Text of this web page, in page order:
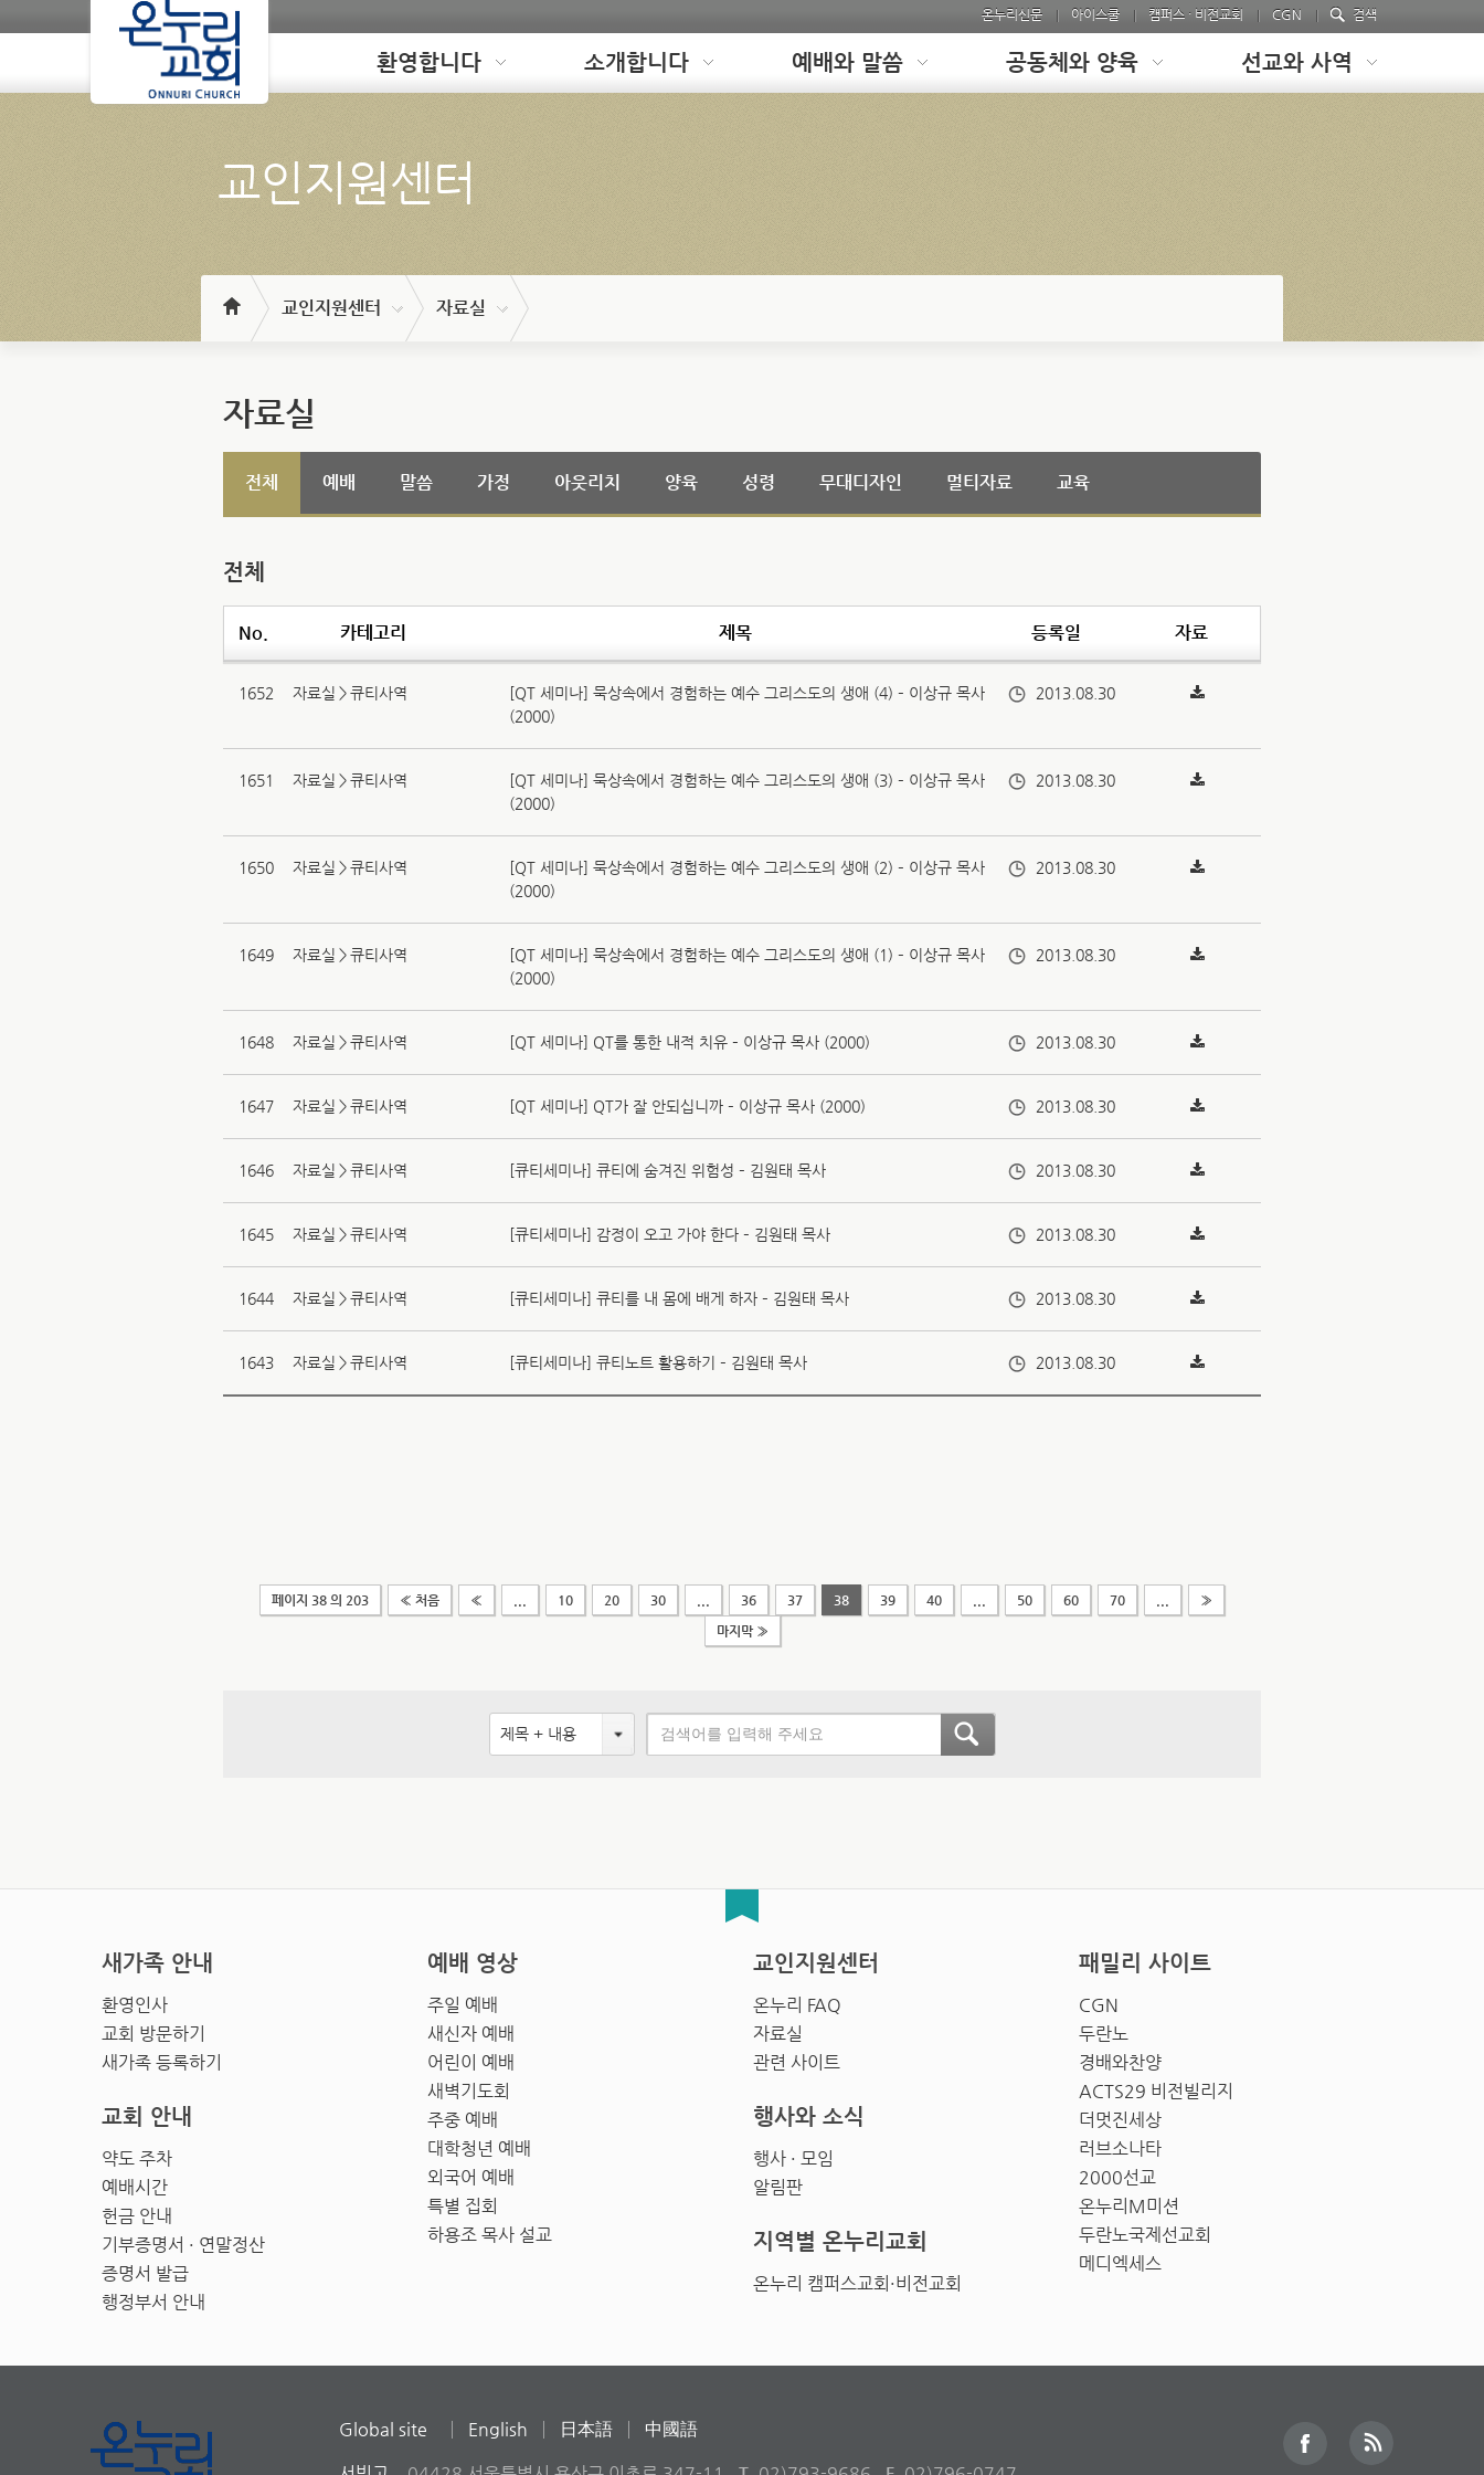
온누리신문 아이스쿨 캠퍼스 · 비전교회 CGN 검색
Loading 환영합니다 소개합니다 예배와 말씀 공동체와 양육 선교와 사역
교인지원센터
교인지원센터 자료실
자료실
전체 예배 말씀 가정 아웃리치 양육 성령 무대디자인 멀티자료 교육
전체
No. 카테고리 제목 등록일 자료
1652 자료실＞큐티사역
[QT 세미나] 묵상속에서 경험하는 예수 그리스도의 생애 (4) – 이상규 목사
(2000)
2013.08.30
1651 자료실＞큐티사역
[QT 세미나] 묵상속에서 경험하는 예수 그리스도의 생애 (3) – 이상규 목사
(2000)
2013.08.30
1650 자료실＞큐티사역
[QT 세미나] 묵상속에서 경험하는 예수 그리스도의 생애 (2) – 이상규 목사
(2000)
2013.08.30
1649 자료실＞큐티사역
[QT 세미나] 묵상속에서 경험하는 예수 그리스도의 생애 (1) – 이상규 목사
(2000)
2013.08.30
1648 자료실＞큐티사역 [QT 세미나] QT를 통한 내적 치유 – 이상규 목사 (2000) 2013.08.30
1647 자료실＞큐티사역 [QT 세미나] QT가 잘 안되십니까 – 이상규 목사 (2000) 2013.08.30
1646 자료실＞큐티사역 [큐티세미나] 큐티에 숨겨진 위험성 – 김원태 목사 2013.08.30
1645 자료실＞큐티사역 [큐티세미나] 감정이 오고 가야 한다 – 김원태 목사 2013.08.30
1644 자료실＞큐티사역 [큐티세미나] 큐티를 내 몸에 배게 하자 – 김원태 목사 2013.08.30
1643 자료실＞큐티사역 [큐티세미나] 큐티노트 활용하기 – 김원태 목사 2013.08.30
페이지 38 의 203 « 처음 « 10 20 30 36 37 38 39 40 50 60 70
»
마지막 »
제목 + 내용
새가족 안내
환영인사
교회 방문하기
새가족 등록하기
예배 영상
주일 예배
새신자 예배
어린이 예배
새벽기도회
주중 예배
대학청년 예배
외국어 예배
특별 집회
하용조 목사 설교
교인지원센터
온누리 FAQ
자료실
관련 사이트
패밀리 사이트
CGN
두란노
경배와찬양
ACTS29 비전빌리지
더멋진세상
러브소나타
2000선교
온누리M미션
두란노국제선교회
메디엑세스
교회 안내
약도 주차
예배시간
헌금 안내
기부증명서 · 연말정산
증명서 발급
행정부서 안내
행사와 소식
행사 · 모임
알림판
지역별 온누리교회
온누리 캠퍼스교회·비전교회
Global site English 日本語 中國語